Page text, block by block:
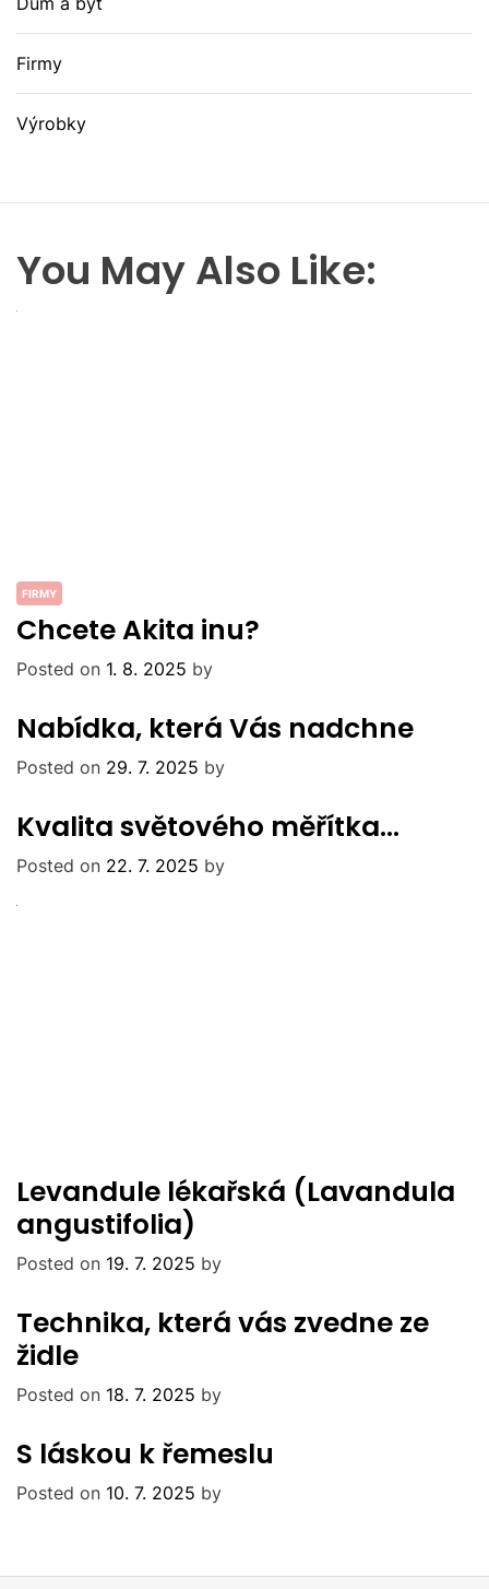
Firmy
Výrobky
You May Also Like:
FIRMY
Chcete Akita inu?
Posted on 1. 8. 2025 by
Nabídka, která Vás nadchne
Posted on 29. 7. 2025 by
Kvalita světového měřítka…
Posted on 22. 7. 2025 by
Levandule lékařská (Lavandula
angustifolia)
Posted on 19. 7. 2025 by
Technika, která vás zvedne ze
židle
Posted on 18. 7. 2025 by
S láskou k řemeslu
Posted on 10. 7. 2025 by